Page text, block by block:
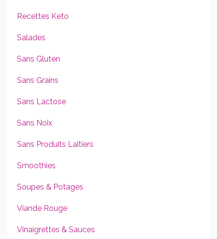
Recettes Keto
Salades
Sans Gluten
Sans Grains
Sans Lactose
Sans Noix
Sans Produits Laitiers
Smoothies
Soupes & Potages
Viande Rouge
Vinaigrettes & Sauces